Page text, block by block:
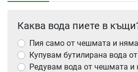
Каква вода пиете в
Пия само от чешмата и
Купувам бутилирана вода
Редувам вода от чешмата и